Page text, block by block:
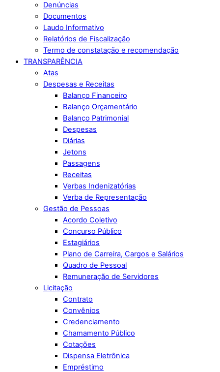
Denúncias
Documentos
Laudo Informativo
Relatórios de Fiscalização
Termo de constatação e recomendação
TRANSPARÊNCIA
Atas
Despesas e Receitas
Balanço Financeiro
Balanço Orçamentário
Balanço Patrimonial
Despesas
Diárias
Jetons
Passagens
Receitas
Verbas Indenizatórias
Verba de Representação
Gestão de Pessoas
Acordo Coletivo
Concurso Público
Estagiários
Plano de Carreira, Cargos e Salários
Quadro de Pessoal
Remuneração de Servidores
Licitação
Contrato
Convênios
Credenciamento
Chamamento Público
Cotações
Dispensa Eletrônica
Empréstimo